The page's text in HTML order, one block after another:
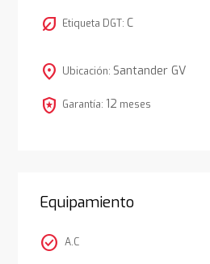
nest_eco_leaf Etiqueta DGT: C
location_on Ubicación: Santander GV
local_police Garantía: 12 meses
Equipamiento
check_circle A.C